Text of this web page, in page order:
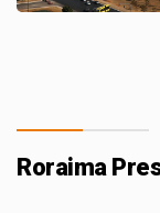
Roraima